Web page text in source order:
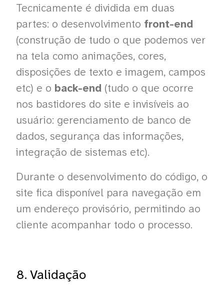
Tecnicamente é dividida em duas
partes: o desenvolvimento front-end
(construção de tudo o que podemos ver
na tela como animações, cores,
disposições de texto e imagem, campos
etc) e o back-end (tudo o que ocorre
nos bastidores do site e invisíveis ao
usuário: gerenciamento de banco de
dados, segurança das informações,
integração de sistemas etc).
Durante o desenvolvimento do código, o
site fica disponível para navegação em
um endereço provisório, permitindo ao
cliente acompanhar todo o processo.
8. Validação